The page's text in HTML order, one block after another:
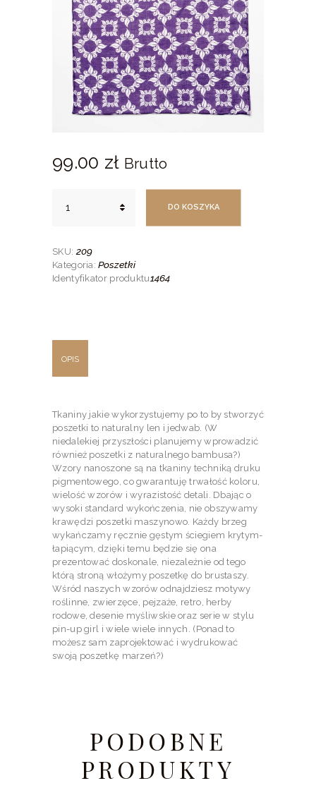
99.00 zł Brutto
Poszetka
biel"
DO KOSZYKA
SKU: 209
Kategoria:Poszetki
Identyfikator produktu 1464
OPIS
Tkaniny jakie wykorzystujemy po to by stworzyć
poszetki to naturalny len i jedwab. (W
niedalekiej przyszłości planujemy wprowadzić
również poszetki z naturalnego bambusa?)
Wzory nanoszone są na tkaniny techniką druku
pigmentowego, co gwarantuję trwałość koloru,
wielość wzorów i wyrazistość detali. Dbając o
wysoki standard wykończenia, nie obszywamy
krawędzi poszetki maszynowo. Każdy brzeg
wykańczamy ręcznie gęstym ściegiem krytym-
łapiącym, dzięki temu będzie się ona
prezentować doskonale, niezależnie od tego
którą stroną włożymy poszetkę do brustaszy.
Wśród naszych wzorów odnajdziesz motywy
roślinne, zwierzęce, pejzaże, retro, herby
rodowe, desenie myśliwskie oraz serie w stylu
pin-up girl i wiele wiele innych. (Ponad to
możesz sam zaprojektować i wydrukować
swoją poszetkę marzeń?)
PODOBNE
PRODUKTY